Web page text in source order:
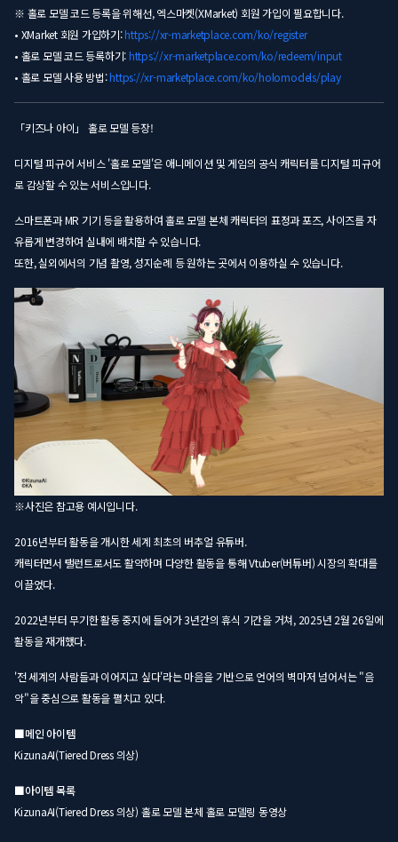
※ 홀로 모델 코드 등록을 위해선, 엑스마켓(XMarket) 회원 가입이 필요합니다.
• XMarket 회원 가입하기:https://xr-marketplace.com/ko/register
• 홀로 모델 코드 등록하기:https://xr-marketplace.com/ko/redeem/input
• 홀로 모델 사용 방법:https://xr-marketplace.com/ko/holomodels/play
「키즈나 아이」 홀로 모델 등장!
디지털 피규어 서비스 '홀로 모델'은 애니메이션 및 게임의 공식 캐릭터를 디지털 피규어
로 감상할 수 있는 서비스입니다.
스마트폰과 MR 기기 등을 활용하여 홀로 모델 본체 캐릭터의 표정과 포즈, 사이즈를 자
유롭게 변경하여 실내에 배치할 수 있습니다.
또한, 실외에서의 기념 촬영, 성지순례 등 원하는 곳에서 이용하실 수 있습니다.
※사진은 참고용 예시입니다.
2016년부터 활동을 개시한 세계 최초의 버추얼 유튜버.
캐릭터면서 탤런트로서도 활약하며 다양한 활동을 통해 Vtuber(버튜버) 시장의 확대를
이끌었다.
2022년부터 무기한 활동 중지에 들어가 3년간의 휴식 기간을 거쳐, 2025년 2월 26일에
활동을 재개했다.
'전 세계의 사람들과 이어지고 싶다'라는 마음을 기반으로 언어의 벽마저 넘어서는 "음
악"을 중심으로 활동을 펼치고 있다.
■메인 아이템
KizunaAI(Tiered Dress 의상)
■아이템 목록
KizunaAI(Tiered Dress 의상) 홀로 모델 본체 홀로 모델링 동영상